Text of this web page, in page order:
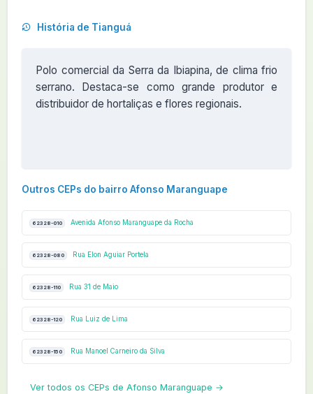
História de Tianguá
Polo comercial da Serra da Ibiapina, de clima frio
serrano. Destaca-se como grande produtor e
distribuidor de hortaliças e flores regionais.
Outros CEPs do bairro Afonso Maranguape
62328-010 Avenida Afonso Maranguape da Rocha
62328-080 Rua Elon Aguiar Portela
62328-110 Rua 31 de Maio
62328-120 Rua Luiz de Lima
62328-150 Rua Manoel Carneiro da Silva
Ver todos os CEPs de Afonso Maranguape →